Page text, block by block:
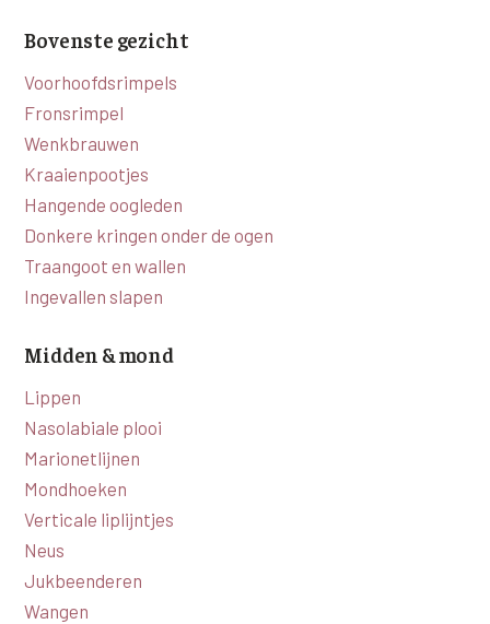
Decolleté
Handen
Rimpels
Hyperpigmentatie
Overmatig zweten
Kaalheid en haarverlies
Bekijk alle zones →
HUID & AANVULLEND
Epionce huidverzorging
Peeling
Plexr Soft Surgery
PRP-behandeling
RRS HA Eyes
XL Hair
Bovenste gezicht
Voorhoofdsrimpels
Fronsrimpel
Wenkbrauwen
Kraaienpootjes
Hangende oogleden
Donkere kringen onder de ogen
Traangoot en wallen
Ingevallen slapen
Midden & mond
Lippen
Nasolabiale plooi
Marionetlijnen
Mondhoeken
Verticale liplijntjes
Neus
Jukbeenderen
Wangen